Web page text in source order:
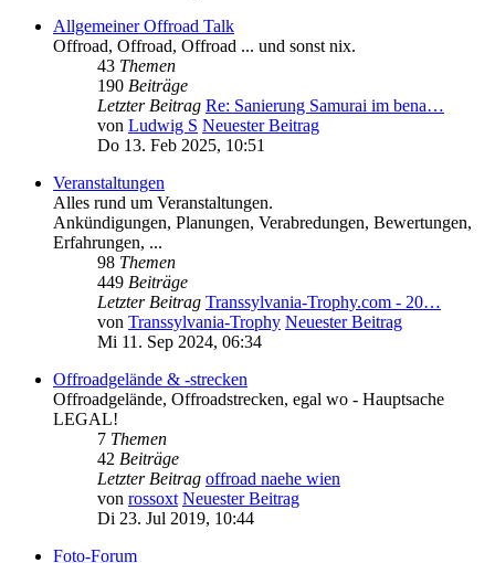
Allgemeiner Offroad Talk
Offroad, Offroad, Offroad ... und sonst nix.
43 Themen
190 Beiträge
Letzter Beitrag Re: Sanierung Samurai im bena…
von Ludwig S Neuester Beitrag
Do 13. Feb 2025, 10:51
Veranstaltungen
Alles rund um Veranstaltungen.
Ankündigungen, Planungen, Verabredungen, Bewertungen,
Erfahrungen, ...
98 Themen
449 Beiträge
Letzter Beitrag Transsylvania-Trophy.com - 20…
von Transsylvania-Trophy Neuester Beitrag
Mi 11. Sep 2024, 06:34
Offroadgelände & -strecken
Offroadgelände, Offroadstrecken, egal wo - Hauptsache
LEGAL!
7 Themen
42 Beiträge
Letzter Beitrag offroad naehe wien
von rossoxt Neuester Beitrag
Di 23. Jul 2019, 10:44
Foto-Forum